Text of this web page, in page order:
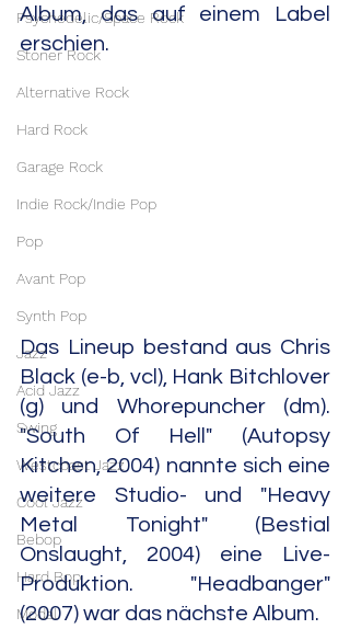
Psychedelic/Space Rock
Stoner Rock
Alternative Rock
Hard Rock
Garage Rock
Indie Rock/Indie Pop
Pop
Avant Pop
Synth Pop
Jazz
Acid Jazz
Swing
Westcoast Jazz
Cool Jazz
Bebop
Hard Bop
Modal
Album, das auf einem Label
erschien.
Das Lineup bestand aus Chris
Black (e-b, vcl), Hank Bitchlover
(g) und Whorepuncher (dm).
"South Of Hell" (Autopsy
Kitchen, 2004) nannte sich eine
weitere Studio- und "Heavy
Metal Tonight" (Bestial
Onslaught, 2004) eine Live-
Produktion. "Headbanger"
(2007) war das nächste Album.